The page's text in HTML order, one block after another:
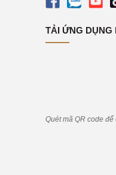
TẢI ỨNG DỤNG
Quét mã QR code để